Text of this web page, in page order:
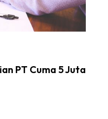
PT Cuma 5 Juta